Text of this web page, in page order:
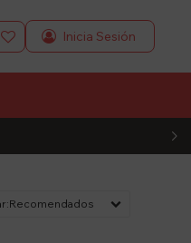

Recomendados